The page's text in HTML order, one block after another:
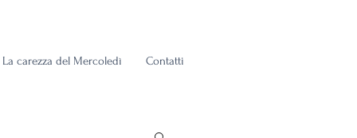
La carezza del Mercoledì Contatti